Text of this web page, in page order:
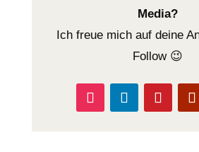
Media?
Ich freue mich auf deine
Follow 😉